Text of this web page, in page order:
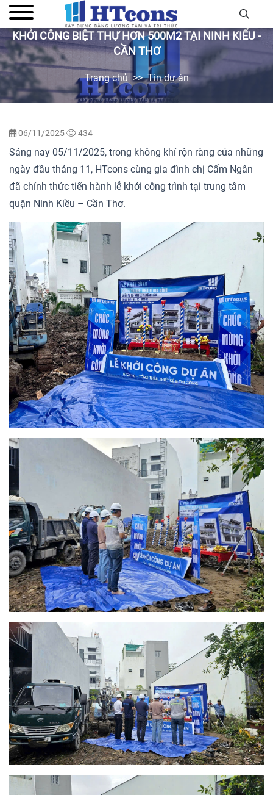
KHỞI CÔNG BIỆT THỰ HƠN 500M2 TẠI NINH KIỂU -
CẦN THƠ
Trang chủ Tin dự án
06/11/2025 434
Sáng nay 05/11/2025, trong không khí rộn ràng của những
ngày đầu tháng 11, HTcons cùng gia đình chị Cẩm Ngân
đã chính thức tiến hành lễ khởi công trình tại trung tâm
quận Ninh Kiều – Cần Thơ.